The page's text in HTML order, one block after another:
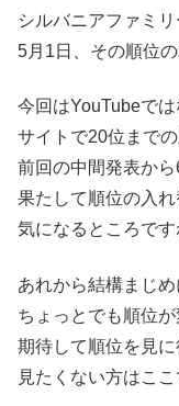
シルバニアファミ
5月1日、その順位
今回はYouTubeでは
サイトで20位まで
前回の中間発表から
果たして順位の入
気になるところです
あれから結構まじ
ちょっとでも順位
期待して順位を見に
見たくない方はこ